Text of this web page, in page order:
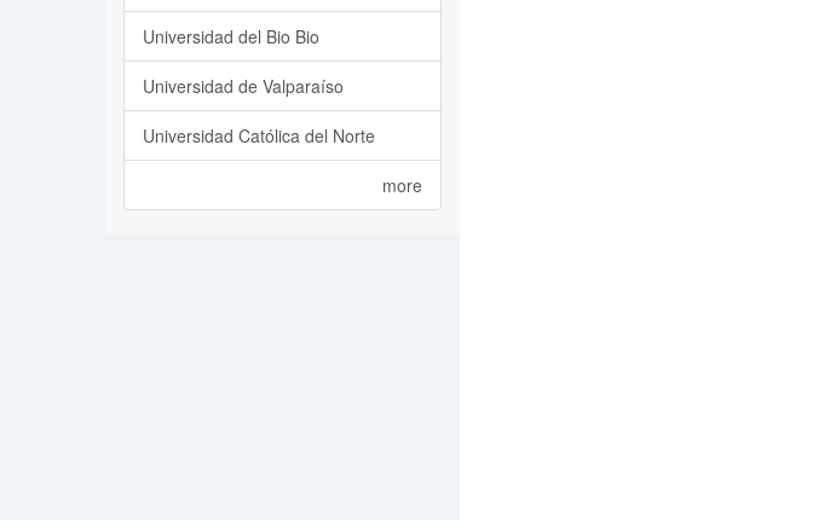
Universidad del Bio Bio
Universidad de Valparaíso
Universidad Católica del Norte
more